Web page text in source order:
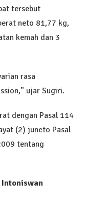
tersebut
neto 81,77 kg,
kemah dan 3
rasa
ujar Sugiri.
dengan Pasal 114
(2) juncto Pasal
tentang